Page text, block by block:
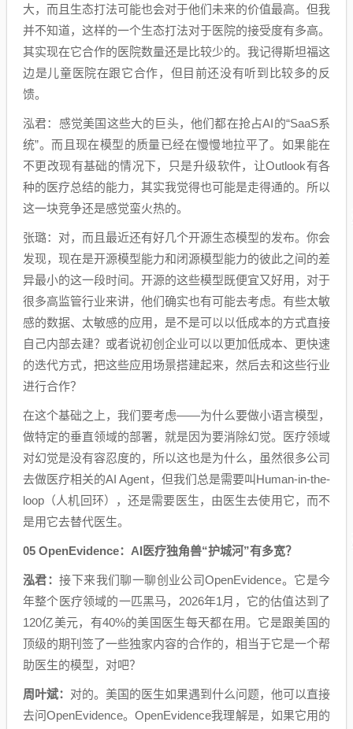
大，而且生态打法可能也会对于他们未来的价值最高。但我
并不知道，这样的一个生态打法对于医院的接受度有多高。
其实现在它合作的医院数量还是比较少的。我记得斯坦福这
边是儿童医院在跟它合作，但目前还没有听到比较多的反
馈。
泓君：感觉美国这些大的巨头，他们都在抢占AI的“SaaS系
统”。而且现在模型的质量已经在慢慢地拉平了。如果能在
不更改现有基础的情况下，只是升级软件，让Outlook有各
种的医疗总结的能力，其实我觉得也可能是走得通的。所以
这一块竞争还是感觉蛮火热的。
张璐：对，而且最近还有好几个开源生态模型的发布。你会
发现，现在是开源模型能力和闭源模型能力的彼此之间的差
异最小的这一段时间。开源的这些模型既便宜又好用，对于
很多高监管行业来讲，他们确实也有可能去考虑。有些太敏
感的数据、太敏感的应用，是不是可以以低成本的方式直接
自己内部去建？或者说初创企业可以以更加低成本、更快速
的迭代方式，把这些应用场景搭建起来，然后去和这些行业
进行合作？
在这个基础之上，我们要考虑——为什么要做小语言模型，
做特定的垂直领域的部署，就是因为要消除幻觉。医疗领域
对幻觉是没有容忍度的，所以这也是为什么，虽然很多公司
去做医疗相关的AI Agent，但我们总是需要叫Human-in-the-
loop（人机回环），还是需要医生，由医生去使用它，而不
是用它去替代医生。
05 OpenEvidence：AI医疗独角兽“护城河”有多宽？
泓君：接下来我们聊一聊创业公司OpenEvidence。它是今
年整个医疗领域的一匹黑马，2026年1月，它的估值达到了
120亿美元，有40%的美国医生每天都在用。它是跟美国的
顶级的期刊签了一些独家内容的合作的，相当于它是一个帮
助医生的模型，对吧？
周叶斌： 对的。美国的医生如果遇到什么问题，他可以直接
去问OpenEvidence。OpenEvidence我理解是，如果它用的